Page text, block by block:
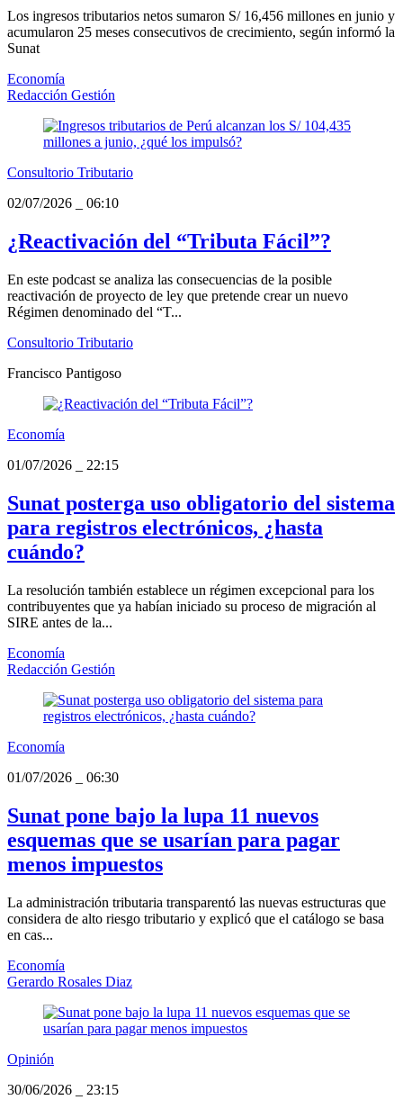
Los ingresos tributarios netos sumaron S/ 16,456 millones en junio y
acumularon 25 meses consecutivos de crecimiento, según informó la
Sunat
Economía
Redacción Gestión
Consultorio Tributario
02/07/2026
06:10
¿Reactivación del “Tributa Fácil”?
En este podcast se analiza las consecuencias de la posible
reactivación de proyecto de ley que pretende crear un nuevo
Régimen denominado del “T...
Consultorio Tributario
Francisco Pantigoso
Economía
01/07/2026
22:15
Sunat posterga uso obligatorio del sistema
para registros electrónicos, ¿hasta
cuándo?
La resolución también establece un régimen excepcional para los
contribuyentes que ya habían iniciado su proceso de migración al
SIRE antes de la...
Economía
Redacción Gestión
Economía
01/07/2026
06:30
Sunat pone bajo la lupa 11 nuevos
esquemas que se usarían para pagar
menos impuestos
La administración tributaria transparentó las nuevas estructuras que
considera de alto riesgo tributario y explicó que el catálogo se basa
en cas...
Economía
Gerardo Rosales Diaz
Opinión
30/06/2026
23:15